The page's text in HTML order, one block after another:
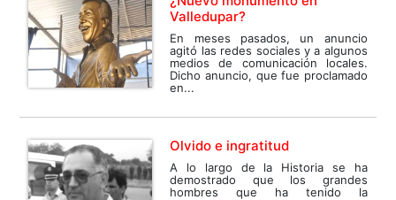
Valledupar?
En meses pasados, un anuncio
agitó las redes sociales y a algunos
medios de comunicación locales.
Dicho anuncio, que fue proclamado
en...
Olvido e ingratitud
A lo largo de la Historia se ha
demostrado que los grandes
hombres que ha tenido la